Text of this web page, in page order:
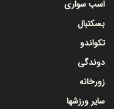
اسب سواری
بسکتبال
تکواندو
دوندگی
زورخانه
سایر ورزشها